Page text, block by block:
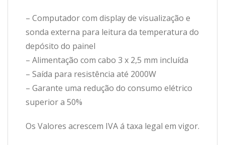
– Computador com display de visualização e
sonda externa para leitura da temperatura do
depósito do painel
– Alimentação com cabo 3 x 2,5 mm incluída
– Saída para resistência até 2000W
– Garante uma redução do consumo elétrico
superior a 50%
Os Valores acrescem IVA á taxa legal em vigor.